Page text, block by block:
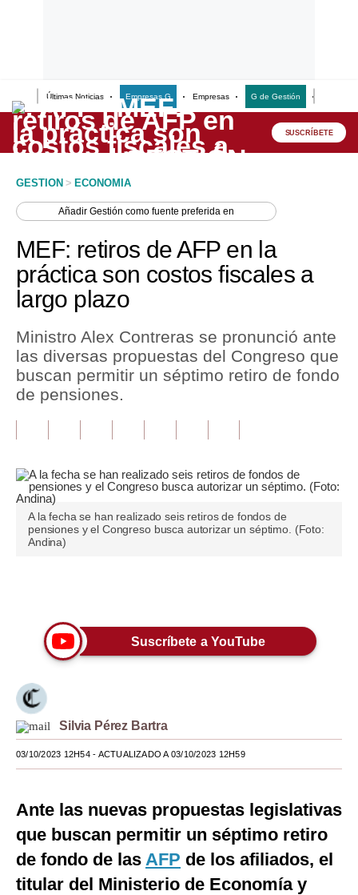
Últimas Noticias Empresas G Empresas G de Gestión
Lo último
Peru Quiosco
Economía
Mercados
Política
Tu Dinero
Finanzas Personales
Plus G
Opinión
Editorial
Tendencias
Viajes
Moda
Estilos
Mundo
EEUU
México
SUSCRÍBETE
GESTION > ECONOMIA
AñadirGestión como fuente preferida en
MEF: retiros de AFP en la
práctica son costos fiscales a
largo plazo
Ministro Alex Contreras se pronunció ante
las diversas propuestas del Congreso que
buscan permitir un séptimo retiro de fondo
de pensiones.
A la fecha se han realizado seis retiros de fondos de
pensiones y el Congreso busca autorizar un séptimo. (Foto:
Andina)
Suscríbete a YouTube
Silvia Pérez Bartra
03/10/2023 12H54- ACTUALIZADO A 03/10/2023 12H59
Ante las nuevas propuestas legislativas
que buscan permitir un séptimo retiro
de fondo de las AFP de los afiliados, el
titular del Ministerio de Economía y